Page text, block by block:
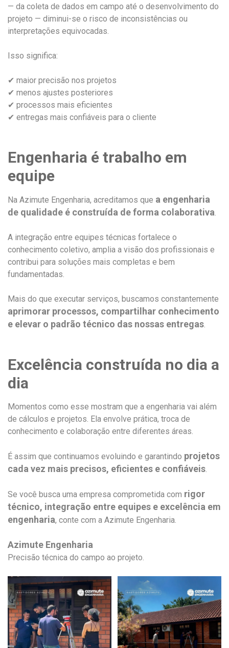
— da coleta de dados em campo até o desenvolvimento do
projeto — diminui-se o risco de inconsistências ou
interpretações equivocadas.
Isso significa:
✔ maior precisão nos projetos
✔ menos ajustes posteriores
✔ processos mais eficientes
✔ entregas mais confiáveis para o cliente
Engenharia é trabalho em
equipe
Na Azimute Engenharia, acreditamos que a engenharia
de qualidade é construída de forma colaborativa
A integração entre equipes técnicas fortalece o
conhecimento coletivo, amplia a visão dos profissionais e
contribui para soluções mais completas e bem
fundamentadas.
Mais do que executar serviços, buscamos constantemente
aprimorar processos, compartilhar conhecimento
e elevar o padrão técnico das nossas entregas
Excelência construída no dia a
dia
Momentos como esse mostram que a engenharia vai além
de cálculos e projetos. Ela envolve prática, troca de
conhecimento e colaboração entre diferentes áreas.
É assim que continuamos evoluindo e garantindo projetos
cada vez mais precisos, eficientes e confiáveis
Se você busca uma empresa comprometida com rigor
técnico, integração entre equipes e excelência em
engenharia, conte com a Azimute Engenharia.
Azimute Engenharia
Precisão técnica do campo ao projeto.